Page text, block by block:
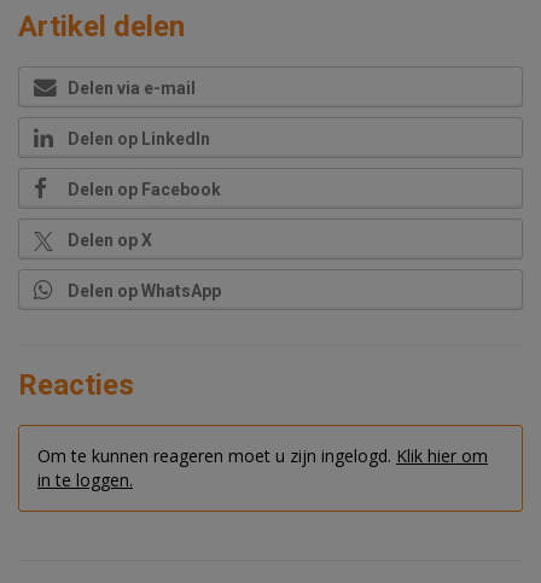
Artikel delen
Delen via e-mail
Delen op LinkedIn
Delen op Facebook
Delen op X
Delen op WhatsApp
Reacties
Om te kunnen reageren moet u zijn ingelogd. Klik hier om
in te loggen.